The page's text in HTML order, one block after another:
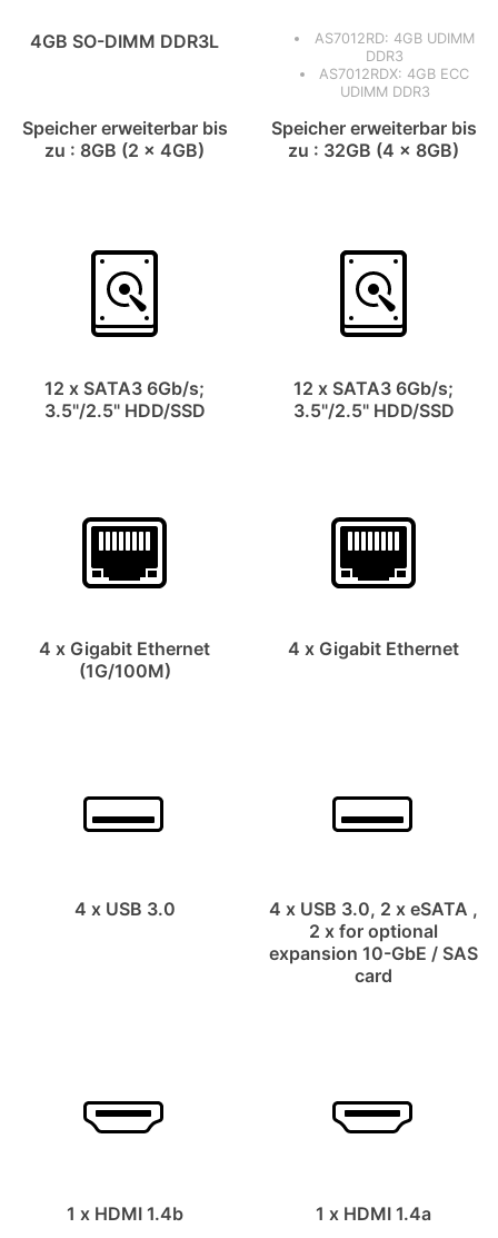
4GB SO-DIMM DDR3L
AS7012RD: 4GB UDIMM
DDR3
AS7012RDX: 4GB ECC
UDIMM DDR3
Speicher erweiterbar bis
zu : 8GB (2 x 4GB)
Speicher erweiterbar bis
zu : 32GB (4 x 8GB)
12 x SATA3 6Gb/s;
3.5"/2.5" HDD/SSD
12 x SATA3 6Gb/s;
3.5"/2.5" HDD/SSD
4 x Gigabit Ethernet
(1G/100M)
4 x Gigabit Ethernet
4 x USB 3.0
4 x USB 3.0, 2 x eSATA ,
2 x for optional
expansion 10-GbE / SAS
card
1 x HDMI 1.4b 1 x HDMI 1.4a